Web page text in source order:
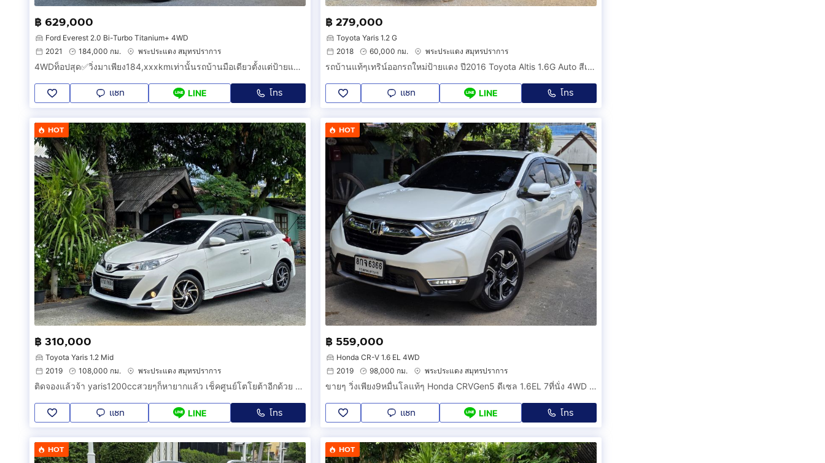
฿ 629,000
Ford Everest 2.0 Bi-Turbo Titanium+ 4WD
2021
184,000 กม. พระประแดง สมุทรปราการ
4WDท็อปสุด✅️วิ่งมาเพียง184,xxxkmเท่านั้นรถบ้านมือเดียวตั้งแต่ป้ายแดง เข้าเช็คศูนย์Fordตลอด
แชท LINE โทร
฿ 279,000
Toyota Yaris 1.2 G
2018
60,000 กม. พระประแดง สมุทรปราการ
รถบ้านแท้ๆเทริน์ออกรถใหม่ป้ายแดง ปี2016 Toyota Altis 1.6G Auto สีเทาวิ่งมาเพียง85,xxxKMเท่านั้นเจ้าของมือเดียวตั้งแต่ป้ายแดง
แชท LINE โทร
HOT
฿ 310,000
Toyota Yaris 1.2 Mid
2019
108,000 กม. พระประแดง สมุทรปราการ
ติดจองแล้วจ้า yaris1200ccสวยๆก็หายากแล้ว เช็คศูนย์โตโยต้าอีกด้วย ได้ไปคุ้ม
แชท LINE โทร
HOT
฿ 559,000
Honda CR-V 1.6 EL 4WD
2019
98,000 กม. พระประแดง สมุทรปราการ
ขายๆ วิ่งเพียง9หมื่นโลแท้ๆ Honda CRVGen5 ดีเซล 1.6EL 7ที่นั่ง 4WD ปี2019 รถเทริน์ออกรถใหม่ป้ายแดง
แชท LINE โทร
HOT HOT